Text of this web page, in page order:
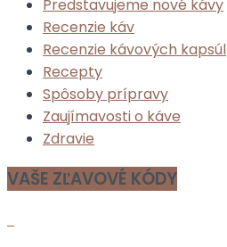
Predstavujeme nové kávy
Recenzie káv
Recenzie kávových kapsúl
Recepty
Spôsoby prípravy
Zaujímavosti o káve
Zdravie
VAŠE ZĽAVOVÉ KÓDY